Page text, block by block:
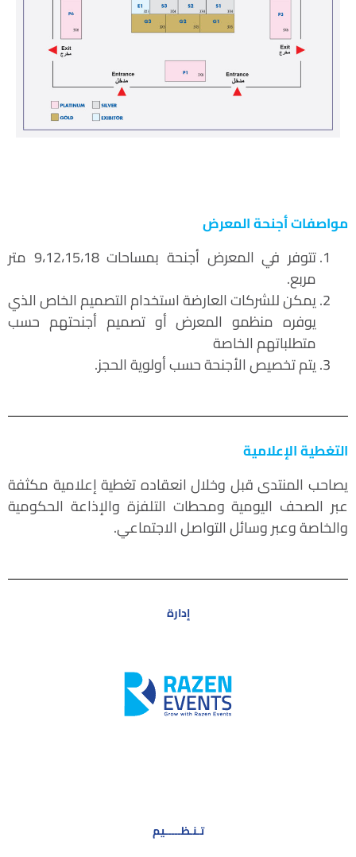
مواصفات أجنحة المعرض
تتوفر في المعرض أجنحة بمساحات 9،12،15،18 متر
مربع.
يمكن للشركات العارضة استخدام التصميم الخاص الذي
يوفره منظمو المعرض أو تصميم أجنحتهم حسب
متطلباتهم الخاصة
يتم تخصيص الأجنحة حسب أولوية الحجز.
التغطية الإعلامية
يصاحب المنتدى قبل وخلال انعقاده تغطية إعلامية مكثفة
عبر الصحف اليومية ومحطات التلفزة والإذاعة الحكومية
والخاصة وعبر وسائل التواصل الاجتماعي.
إدارة
تـنـظـــــيم